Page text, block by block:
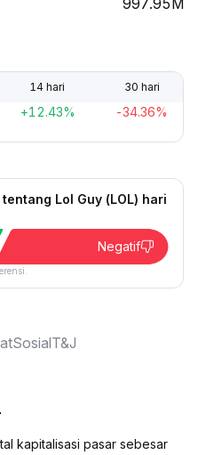
997.95M
14 hari 30 hari
+12.43% -34.36%
Lol Guy (LOL) hari
Negatif
SosialT&J
kapitalisasi pasar sebesar